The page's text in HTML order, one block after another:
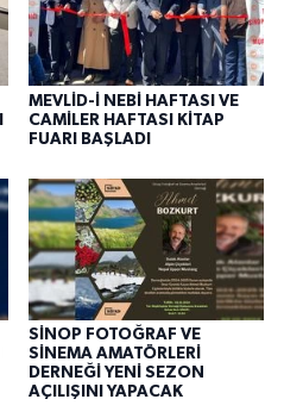
MEVLİD-İ NEBİ HAFTASI VE
CAMİLER HAFTASI KİTAP
FUARI BAŞLADI
SİNOP FOTOĞRAF VE
SİNEMA AMATÖRLERİ
DERNEĞİ YENİ SEZON
AÇILIŞINI YAPACAK